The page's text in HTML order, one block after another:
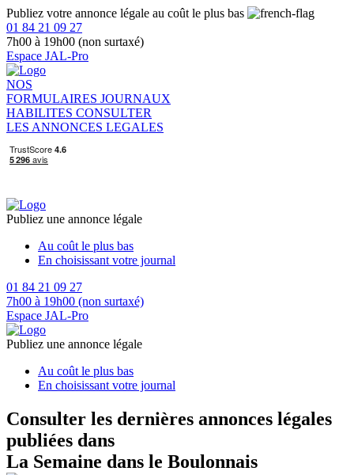
Publiez votre annonce légale au coût le plus bas
01 84 21 09 27
7h00 à 19h00 (non surtaxé)
Espace JAL-Pro
NOS
FORMULAIRES JOURNAUX
HABILITES CONSULTER
LES ANNONCES LEGALES
Publiez une annonce légale
Au coût le plus bas
En choisissant votre journal
01 84 21 09 27
7h00 à 19h00 (non surtaxé)
Espace JAL-Pro
Publiez une annonce légale
Au coût le plus bas
En choisissant votre journal
Consulter les dernières annonces légales
publiées dans
La Semaine dans le Boulonnais